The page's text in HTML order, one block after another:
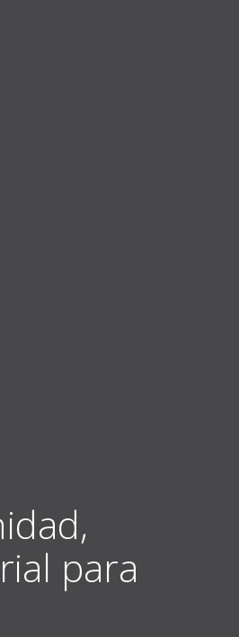
para